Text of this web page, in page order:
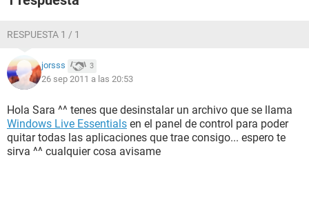
RESPUESTA 1 / 1
jorsss 3
26 sep 2011 a las 20:53
Hola Sara ^^ tenes que desinstalar un archivo que se llama
Windows Live Essentials en el panel de control para poder
quitar todas las aplicaciones que trae consigo... espero te
sirva ^^ cualquier cosa avisame